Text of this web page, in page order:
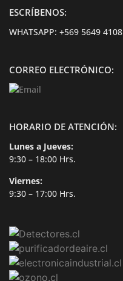
ESCRÍBENOS:
WHATSAPP: +569 5649 4108
CORREO ELECTRÓNICO:
HORARIO DE ATENCIÓN:
Lunes a Jueves:
9:30 – 18:00 Hrs.
Viernes:
9:30 – 17:00 Hrs.